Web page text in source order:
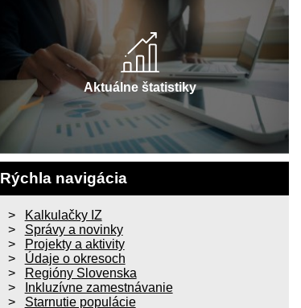
Aktuálne štatistiky
Rýchla navigácia
Kalkulačky IZ
Správy a novinky
Projekty a aktivity
Údaje o okresoch
Regióny Slovenska
Inkluzívne zamestnávanie
Starnutie populácie